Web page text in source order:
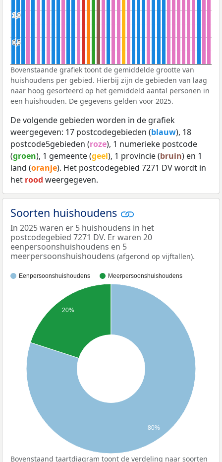
0,5
0,5
1,0
1,0
Bovenstaande grafiek toont de gemiddelde grootte van
huishoudens per gebied. Hierbij zijn de gebieden van laag
naar hoog gesorteerd op het gemiddeld aantal personen in
een huishouden. De gegevens gelden voor 2025.
De volgende gebieden worden in de grafiek
weergegeven: 17 postcodegebieden (blauw), 18
postcode5gebieden (roze), 1 numerieke postcode
(groen), 1 gemeente (geel), 1 provincie (bruin) en 1
land (oranje). Het postcodegebied 7271 DV wordt in
het rood weergegeven.
Soorten huishoudens
In 2025 waren er 5 huishoudens in het
postcodegebied 7271 DV. Er waren 20
eenpersoonshuishoudens en 5
meerpersoonshuishoudens (afgerond op vijftallen).
Eenpersoonshuishoudens Meerpersoonshuishoudens
20%
80%
Bovenstaand taartdiagram toont de verdeling naar soorten